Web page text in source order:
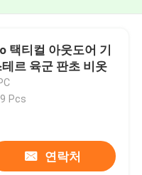
택티컬 아웃도어 기
르 육군 판초 비옷
Pcs
연락처